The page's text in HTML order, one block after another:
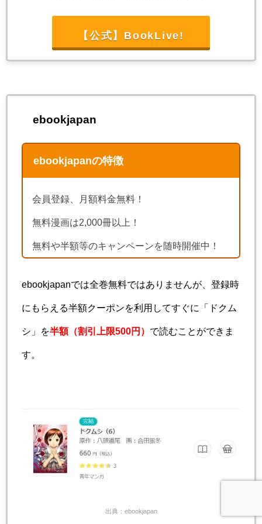
【公式】BookLive!
ebookjapan
ebookjapanの特徴
会員登録、月額料金無料！
無料漫画は2,000冊以上！
無料や半額等のキャンペーンを随時開催中！
ebookjapanでは全巻無料ではありませんが、登録時
にもらえる半額クーポンを利用してすぐに「ドクム
シ」を半額（割引上限500円） で読むことができま
す。
出典：ebookjapan